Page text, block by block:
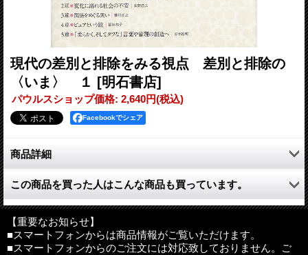
現代の差別と排除をみる視点 差別と排除の
〈いま〉 １ [明石書店]
パウルスショップ価格: 2,640円(税込)
Facebookでシェア
商品詳細
日本社会の伝統的差別形態が見えづらくなる一方で広がる、新た
な差別と排除を分析する本シリーズの5名の編者が自ら書き起こ
した本巻では、差別と排除の今日的形態とそこからの解放への契
機が総括的に論じられる。現代日本社会学を代表する研究者によ
る論考。
この商品を買った人はこんな商品も買っています。
【重要なお知らせ】
■スマートフォンからは商品情報がご覧いただけます。
■スマートフォンからのご注文には対応致しておりません。ご